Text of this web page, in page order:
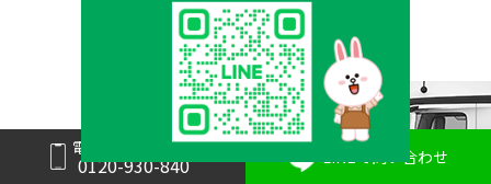
電話で問い合わせ
0120-930-840 LINEで問い合わせ
メーカーと形状から探す
BRAND & TYPE